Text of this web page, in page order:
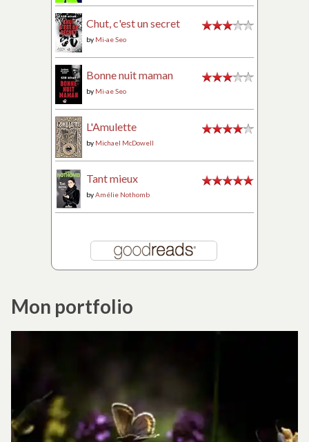
Chut, c'est un secret
by Mi-ae Seo
Bonne nuit maman
by Mi-ae Seo
L'Amulette
by Michael McDowell
Tant mieux
byAmélie Nothomb
Mon portfolio